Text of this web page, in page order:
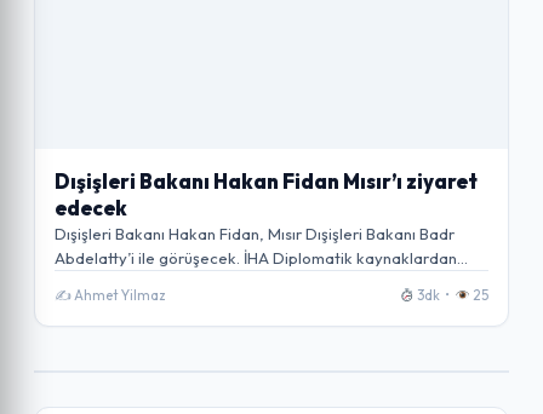
Dışişleri Bakanı Hakan Fidan Mısır’ı ziyaret
edecek
Dışişleri Bakanı Hakan Fidan, Mısır Dışişleri Bakanı Badr
Abdelatty’i ile görüşecek. İHA Diplomatik kaynaklardan…
✍️ Ahmet Yilmaz 3dk • 25